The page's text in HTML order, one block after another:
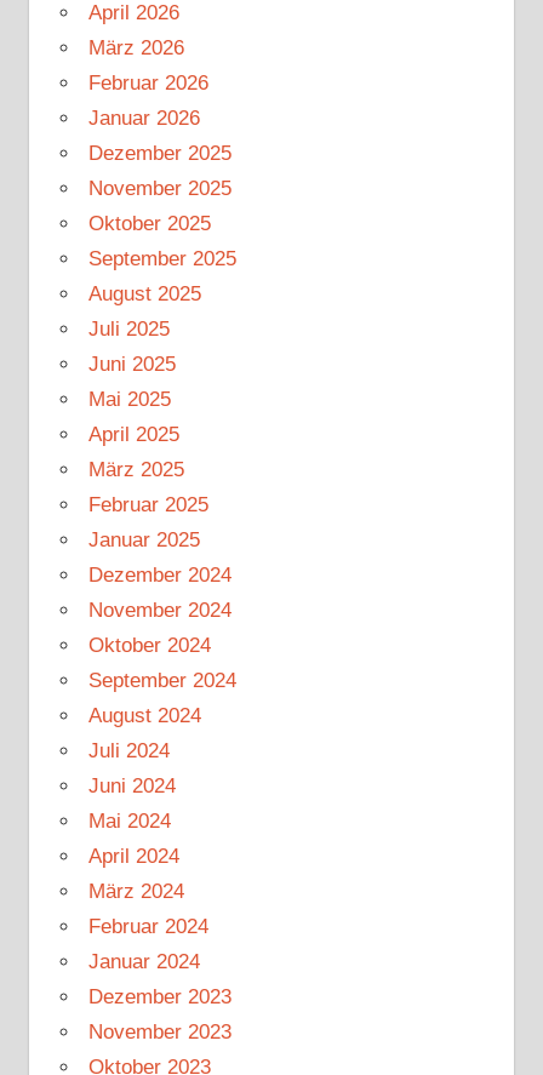
April 2026
März 2026
Februar 2026
Januar 2026
Dezember 2025
November 2025
Oktober 2025
September 2025
August 2025
Juli 2025
Juni 2025
Mai 2025
April 2025
März 2025
Februar 2025
Januar 2025
Dezember 2024
November 2024
Oktober 2024
September 2024
August 2024
Juli 2024
Juni 2024
Mai 2024
April 2024
März 2024
Februar 2024
Januar 2024
Dezember 2023
November 2023
Oktober 2023